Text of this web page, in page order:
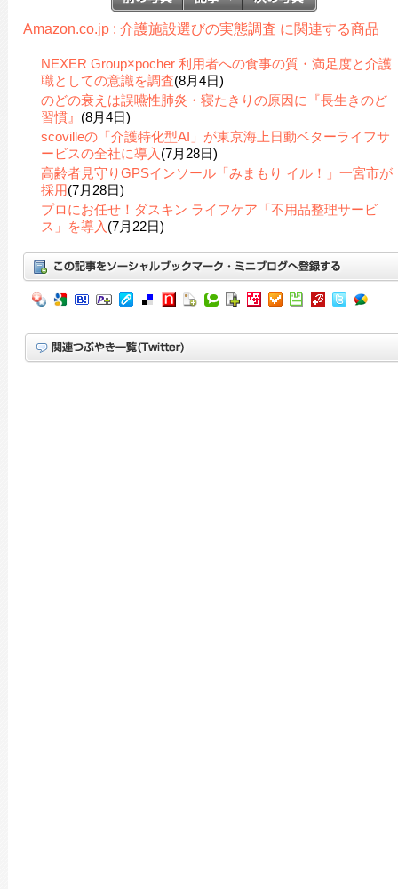
Amazon.co.jp : 介護施設選びの実態調査 に関連する商品
NEXER Group×pocher 利用者への食事の質・満足度と介護
職としての意識を調査(8月4日)
のどの衰えは誤嚥性肺炎・寝たきりの原因に『長生きのど
習慣』 (8月4日)
scovilleの「介護特化型AI」が東京海上日動ベターライフサ
ービスの全社に導入 (7月28日)
高齢者見守りGPSインソール「みまもり イル！」一宮市が
採用(7月28日)
プロにお任せ！ダスキン ライフケア「不用品整理サービ
ス」を導入 (7月22日)